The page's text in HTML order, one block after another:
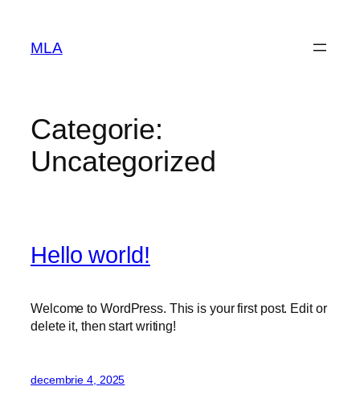
conținut
MLA
Categorie:
Uncategorized
Hello world!
Welcome to WordPress. This is your first post. Edit or
delete it, then start writing!
decembrie 4, 2025